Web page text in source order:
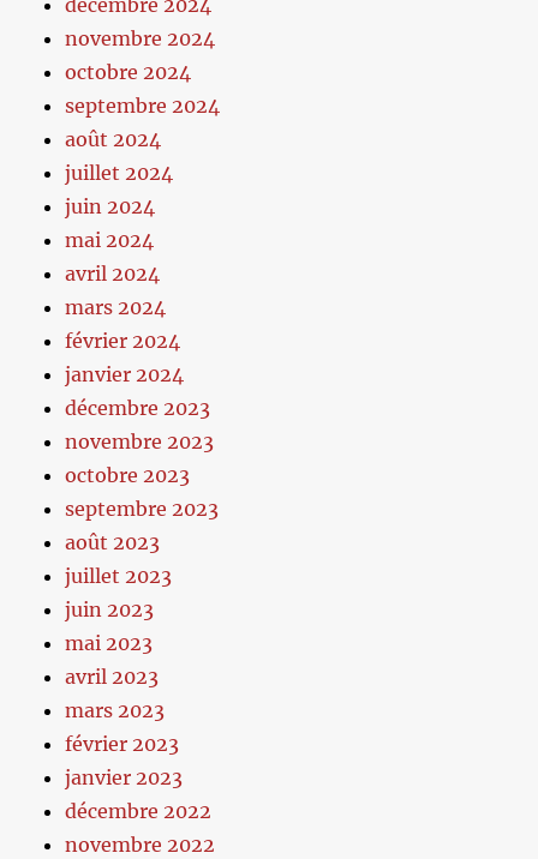
décembre 2024
novembre 2024
octobre 2024
septembre 2024
août 2024
juillet 2024
juin 2024
mai 2024
avril 2024
mars 2024
février 2024
janvier 2024
décembre 2023
novembre 2023
octobre 2023
septembre 2023
août 2023
juillet 2023
juin 2023
mai 2023
avril 2023
mars 2023
février 2023
janvier 2023
décembre 2022
novembre 2022